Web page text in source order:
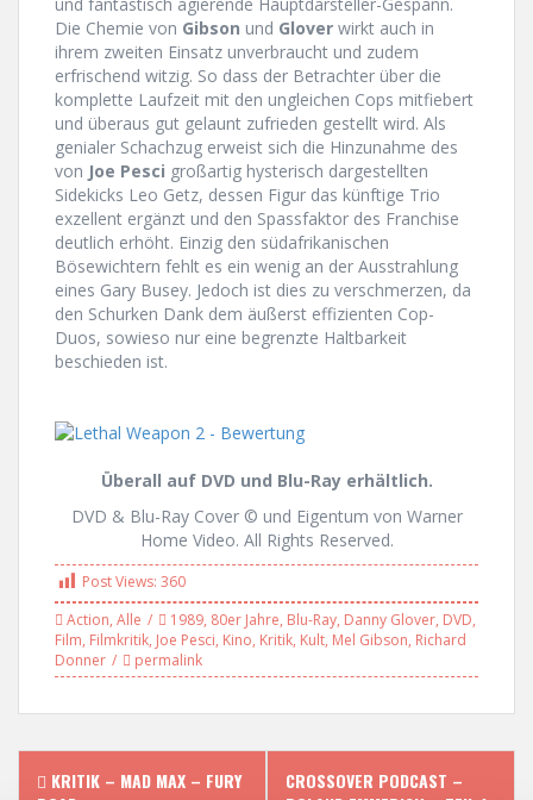
Die Chemie von Gibson und Glover wirkt auch in
ihrem zweiten Einsatz unverbraucht und zudem
erfrischend witzig. So dass der Betrachter über die
komplette Laufzeit mit den ungleichen Cops mitfiebert
und überaus gut gelaunt zufrieden gestellt wird. Als
genialer Schachzug erweist sich die Hinzunahme des
von Joe Pesci großartig hysterisch dargestellten
Sidekicks Leo Getz, dessen Figur das künftige Trio
exzellent ergänzt und den Spassfaktor des Franchise
deutlich erhöht. Einzig den südafrikanischen
Bösewichtern fehlt es ein wenig an der Ausstrahlung
eines Gary Busey. Jedoch ist dies zu verschmerzen, da
den Schurken Dank dem äußerst effizienten Cop-
Duos, sowieso nur eine begrenzte Haltbarkeit
beschieden ist.
Überall auf DVD und Blu-Ray erhältlich.
DVD & Blu-Ray Cover © und Eigentum von Warner
Home Video. All Rights Reserved.
Post Views: 360
Action, Alle 1989, 80er Jahre, Blu-Ray, Danny Glover, DVD,
Film, Filmkritik, Joe Pesci, Kino, Kritik, Kult, Mel Gibson, Richard
Donner
permalink
KRITIK – MAD MAX – FURY
CROSSOVER PODCAST –